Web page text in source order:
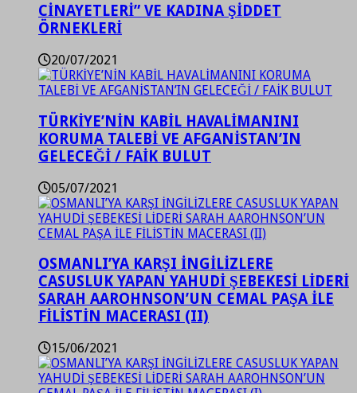
CİNAYETLERİ” VE KADINA ŞİDDET
ÖRNEKLERİ
20/07/2021
TÜRKİYE’NİN KABİL HAVALİMANINI
KORUMA TALEBİ VE AFGANİSTAN’IN
GELECEĞİ / FAİK BULUT
05/07/2021
OSMANLI’YA KARŞI İNGİLİZLERE
CASUSLUK YAPAN YAHUDİ ŞEBEKESİ LİDERİ
SARAH AAROHNSON’UN CEMAL PAŞA İLE
FİLİSTİN MACERASI (II)
15/06/2021